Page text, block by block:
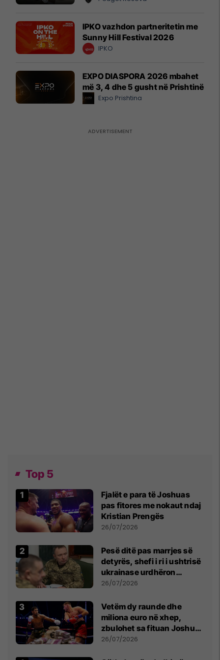
IPKO vazhdon partneritetin me
Sunny Hill Festival 2026
IPKO
EXPO DIASPORA 2026 mbahet
më 3, 4 dhe 5 gusht në Prishtinë
Expo Prishtina
Top 5
Fjalët e para të Joshuas
pas fitores me nokaut ndaj
Kristian Prengës
26/07/2026
Pesë ditë pas marrjes së
detyrës, shefi i ri i ushtrisë
ukrainase urdhëron
kontroll të madh
26/07/2026
Vetëm dy raunde dhe
miliona euro në xhep,
zbulohet sa fituan Joshua
e Prenga
26/07/2026